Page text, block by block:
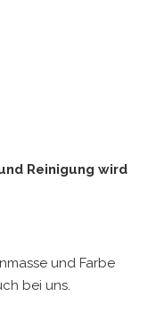
Reinigung wird
und Farbe
bei uns.